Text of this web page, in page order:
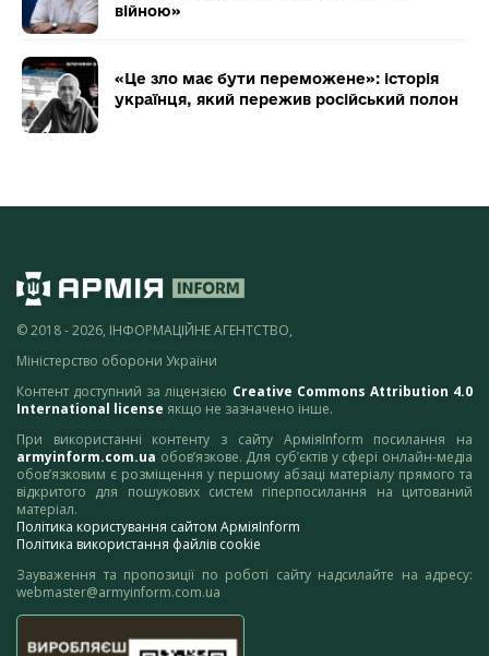
війною»
«Це зло має бути переможене»: історія
українця, який пережив російський полон
© 2018 - 2026, ІНФОРМАЦІЙНЕ АГЕНТСТВО,
Міністерство оборони України
Контент доступний за ліцензією Creative Commons Attribution 4.0
International license якщо не зазначено інше.
При використанні контенту з сайту АрміяInform посилання на
armyinform.com.ua обов’язкове. Для суб’єктів у сфері онлайн-медіа
обов’язковим є розміщення у першому абзаці матеріалу прямого та
відкритого для пошукових систем гіперпосилання на цитований
матеріал.
Політика користування сайтом АрміяInform
Політика використання файлів cookie
Зауваження та пропозиції по роботі сайту надсилайте на адресу:
webmaster@armyinform.com.ua